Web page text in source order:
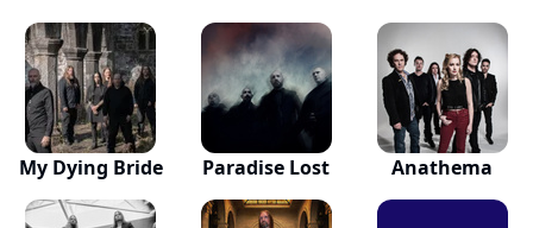
My Dying Bride Paradise Lost Anathema